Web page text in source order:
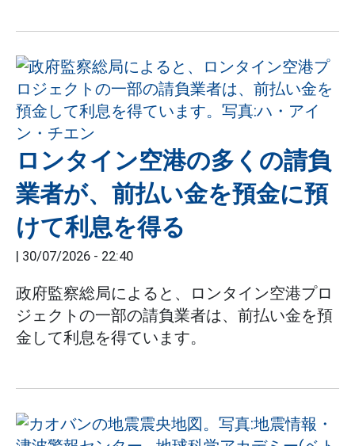
ロンタイン空港の多くの請負
業者が、前払い金を預金に預
けて利息を得る
30/07/2026 - 22:40
政府監察総局によると、ロンタイン空港プロ
ジェクトの一部の請負業者は、前払い金を預
金して利息を得ています。